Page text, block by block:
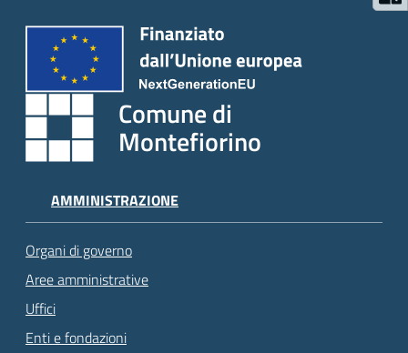
Comune di
Montefiorino
AMMINISTRAZIONE
Organi di governo
Aree amministrative
Uffici
Enti e fondazioni